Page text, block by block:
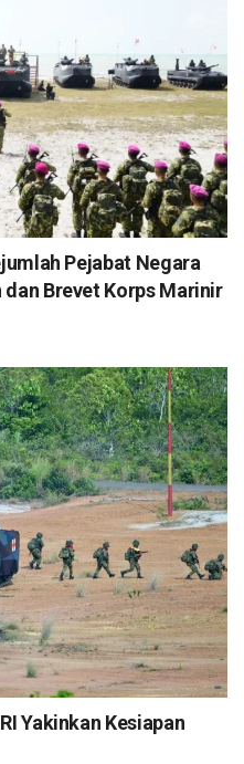
Pejabat Negara
Brevet Korps Marinir
Yakinkan Kesiapan